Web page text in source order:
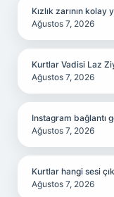
Kızlık zarının kolay
Ağustos 7, 2026
Kurtlar Vadisi Laz
Ağustos 7, 2026
Instagram bağlantı
Ağustos 7, 2026
Kurtlar hangi sesi
Ağustos 7, 2026